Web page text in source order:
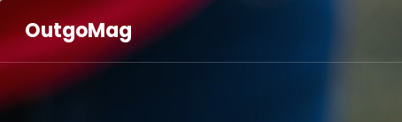
OutgoMag